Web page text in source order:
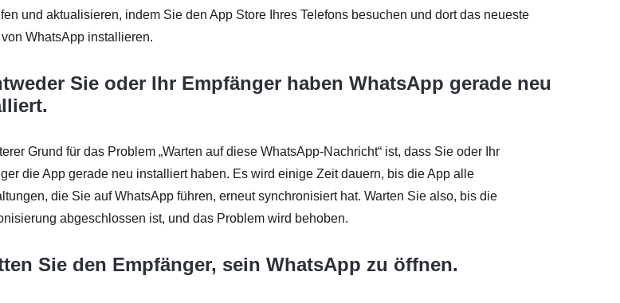
und aktualisieren, indem Sie den App Store Ihres Telefons besuchen und dort das neueste
WhatsApp installieren.
Sie oder Ihr Empfänger haben WhatsApp gerade neu
Grund für das Problem „Warten auf diese WhatsApp-Nachricht“ ist, dass Sie oder Ihr
die App gerade neu installiert haben. Es wird einige Zeit dauern, bis die App alle
die Sie auf WhatsApp führen, erneut synchronisiert hat. Warten Sie also, bis die
abgeschlossen ist, und das Problem wird behoben.
Sie den Empfänger, sein WhatsApp zu öffnen.